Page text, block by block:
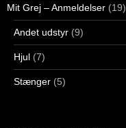
Mit Grej – Anmeldelser (19)
Andet udstyr (9)
Hjul (7)
Stænger (5)